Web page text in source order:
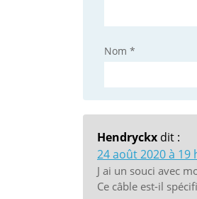
Nom *
Hendryckx dit :
24 août 2020 à 19
J ai un souci avec
Ce câble est-il